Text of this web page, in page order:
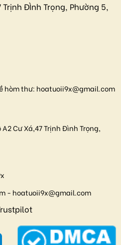
Trịnh ĐÌnh Trọng, Phường 5,
hòm thư: hoatuoii9x@gmail.com
A2 Cư Xá,47 Trịnh Đình Trọng,
- hoatuoii9x@gmail.com